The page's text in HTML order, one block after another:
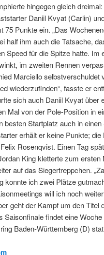
hingegen gleich
Daniil Kvyat (Carlin)
75 Punkte ein. „Das
half ihm auch die Tatsache,
Speed für die Spitze hatte.
im zweiten Rennen
Marciello selbstverschuldet
wiederzufinden“, fasste er
sich auch Daniil Kvyat über
Mal von der Pole-Position in
besten Startplatz auch in
erhält er keine Punkte;
Rosenqvist. Einen Tag
King kletterte zum
auf das Siegertreppchen.
konnte ich zwei Plätze
will ich noch
geht der Kampf um den Titel
Saisonfinale findet eine
Baden-Württemberg (D)